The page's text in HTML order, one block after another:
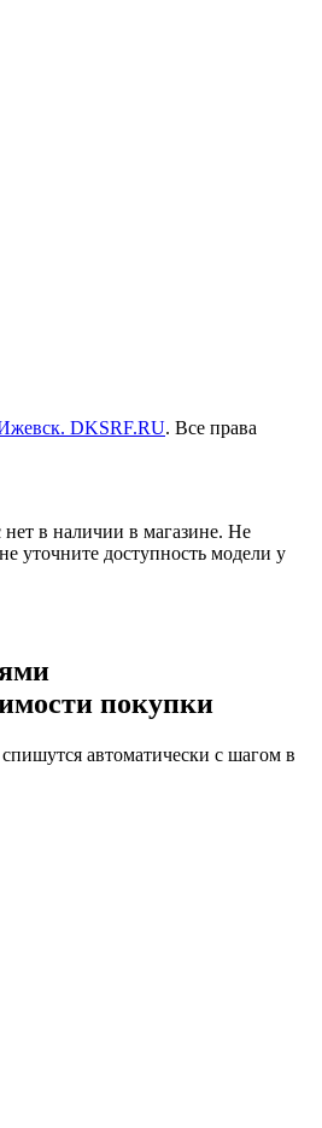
DKSRF.RU. Все права
нет в наличии в магазине. Не
уточните доступность модели у
покупки
автоматически с шагом в